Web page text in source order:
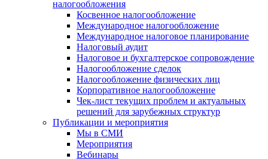
налогообложения
Косвенное налогообложение
Международное налогообложение
Международное налоговое планирование
Налоговый аудит
Налоговое и бухгалтерское сопровождение
Налогообложение сделок
Налогообложение физических лиц
Корпоративное налогообложение
Чек-лист текущих проблем и актуальных
решений для зарубежных структур
Публикации и мероприятия
Мы в СМИ
Мероприятия
Вебинары